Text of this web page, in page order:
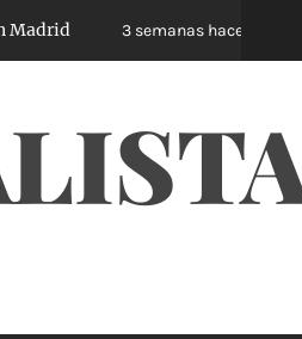
3 semanas hace Oveja